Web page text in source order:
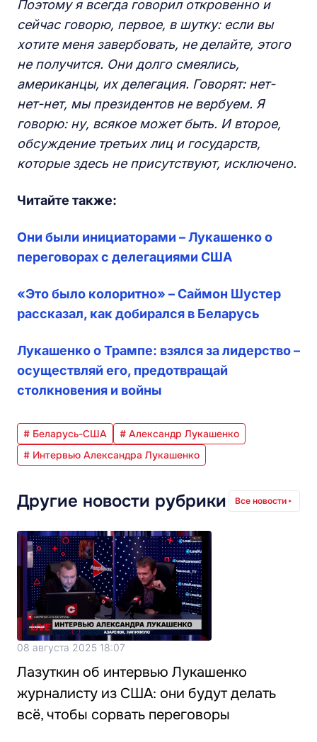
Поэтому я всегда говорил откровенно и
сейчас говорю, первое, в шутку: если вы
хотите меня завербовать, не делайте, этого
не получится. Они долго смеялись,
американцы, их делегация. Говорят: нет-
нет-нет, мы президентов не вербуем. Я
говорю: ну, всякое может быть. И второе,
обсуждение третьих лиц и государств,
которые здесь не присутствуют, исключено.
Читайте также:
Они были инициаторами – Лукашенко о
переговорах с делегациями США
«Это было колоритно» – Саймон Шустер
рассказал, как добирался в Беларусь
Лукашенко о Трампе: взялся за лидерство –
осуществляй его, предотвращай
столкновения и войны
# Беларусь-США
# Александр Лукашенко
# Интервью Александра Лукашенко
Другие новости рубрики Все новости
08 августа 2025 18:07
Лазуткин об интервью Лукашенко
журналисту из США: они будут делать
всё, чтобы сорвать переговоры